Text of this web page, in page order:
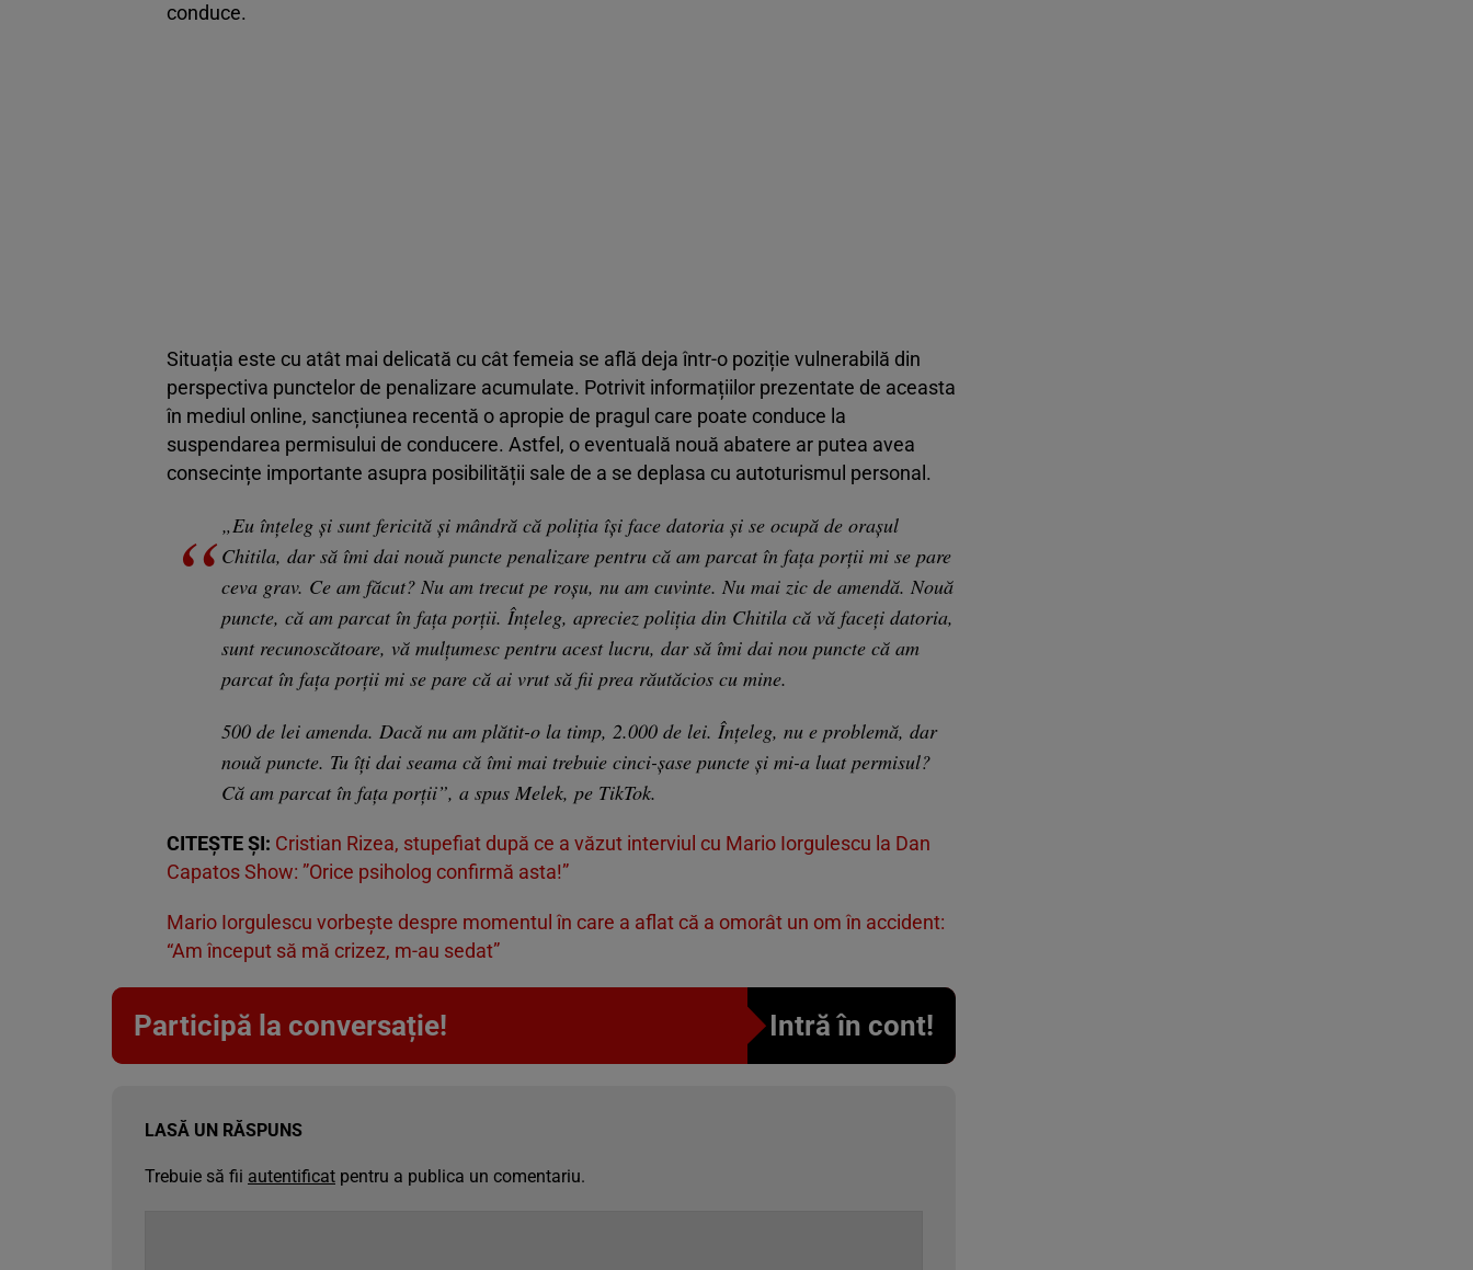
conduce.
Situația este cu atât mai delicată cu cât femeia se află deja într-o poziție vulnerabilă din
perspectiva punctelor de penalizare acumulate. Potrivit informațiilor prezentate de aceasta
în mediul online, sancțiunea recentă o apropie de pragul care poate conduce la
suspendarea permisului de conducere. Astfel, o eventuală nouă abatere ar putea avea
consecințe importante asupra posibilității sale de a se deplasa cu autoturismul personal.
„Eu înțeleg și sunt fericită și mândră că poliția își face datoria și se ocupă de orașul
Chitila, dar să îmi dai nouă puncte penalizare pentru că am parcat în fața porții mi se pare
ceva grav. Ce am făcut? Nu am trecut pe roșu, nu am cuvinte. Nu mai zic de amendă. Nouă
puncte, că am parcat în fața porții. Înțeleg, apreciez poliția din Chitila că vă faceți datoria,
sunt recunoscătoare, vă mulțumesc pentru acest lucru, dar să îmi dai nou puncte că am
parcat în fața porții mi se pare că ai vrut să fii prea răutăcios cu mine.
500 de lei amenda. Dacă nu am plătit-o la timp, 2.000 de lei. Înțeleg, nu e problemă, dar
nouă puncte. Tu îți dai seama că îmi mai trebuie cinci-șase puncte și mi-a luat permisul?
Că am parcat în fața porții”, a spus Melek, pe TikTok.
CITEȘTE ȘI: Cristian Rizea, stupefiat după ce a văzut interviul cu Mario Iorgulescu la Dan
Capatos Show: ”Orice psiholog confirmă asta!”
Mario Iorgulescu vorbește despre momentul în care a aflat că a omorât un om în accident:
“Am început să mă crizez, m-au sedat”
Participă la conversație! Intră în cont!
LASĂ UN RĂSPUNS
Trebuie să fii autentificat pentru a publica un comentariu.